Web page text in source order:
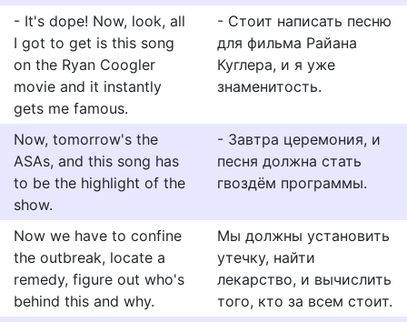
- It's dope! Now, look, all
I got to get is this song
on the Ryan Coogler
movie and it instantly
gets me famous.
- Стоит написать песню
для фильма Райана
Куглера, и я уже
знаменитость.
Now, tomorrow's the
ASAs, and this song has
to be the highlight of the
show.
- Завтра церемония, и
песня должна стать
гвоздём программы.
Now we have to confine
the outbreak, locate a
remedy, figure out who's
behind this and why.
Мы должны установить
утечку, найти
лекарство, и вычислить
того, кто за всем стоит.